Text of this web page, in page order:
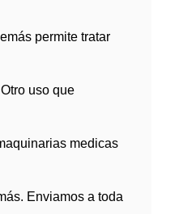
permite tratar
uso que
medicas
Enviamos a toda